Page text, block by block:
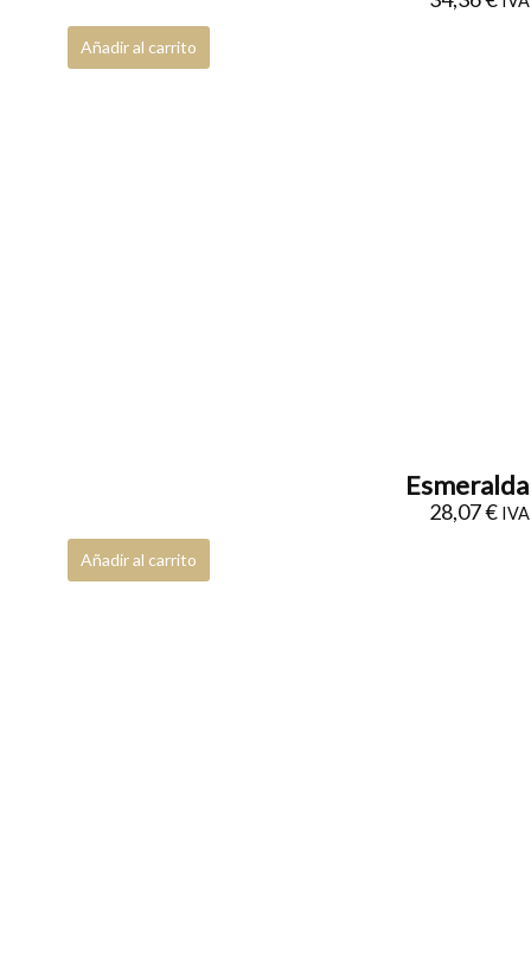
Añadir al carrito
28,07€
Añadir al carrito